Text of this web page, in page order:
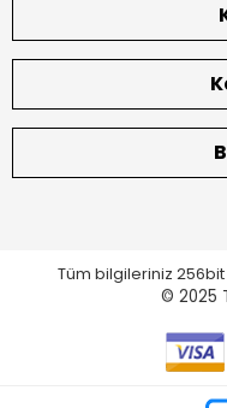
Tüm bilgileriniz 256bit
© 2025